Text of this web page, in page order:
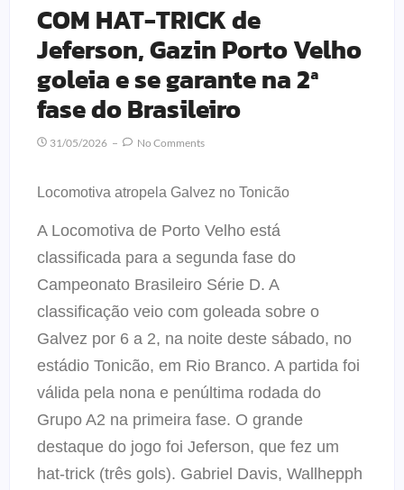
COM HAT-TRICK de
Jeferson, Gazin Porto Velho
goleia e se garante na 2ª
fase do Brasileiro
31/05/2026 No Comments
Locomotiva atropela Galvez no Tonicão
A Locomotiva de Porto Velho está
classificada para a segunda fase do
Campeonato Brasileiro Série D. A
classificação veio com goleada sobre o
Galvez por 6 a 2, na noite deste sábado, no
estádio Tonicão, em Rio Branco. A partida foi
válida pela nona e penúltima rodada do
Grupo A2 na primeira fase. O grande
destaque do jogo foi Jeferson, que fez um
hat-trick (três gols). Gabriel Davis, Wallhepph